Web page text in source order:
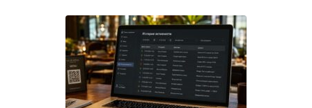
перестал быть исключительно способом подготовки к …